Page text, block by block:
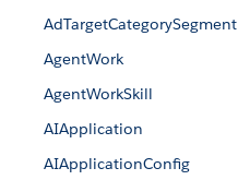
AdTargetCategorySegment
AgentWork
AgentWorkSkill
AIApplication
AIApplicationConfig